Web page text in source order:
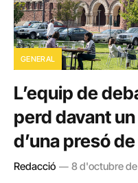
GENERAL
L’equip de
perd davant
d’una presó
Redacció 8 d'octubre